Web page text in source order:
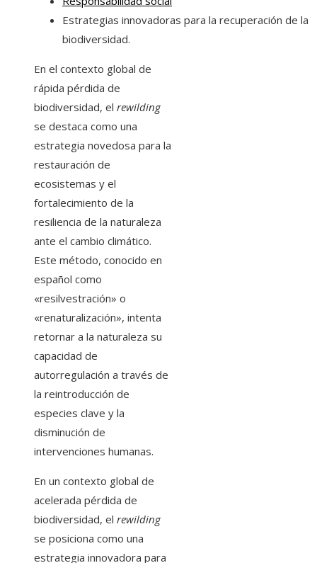
Estrategias innovadoras para la recuperación de la
biodiversidad.
En el contexto global de
rápida pérdida de
biodiversidad, el rewilding
se destaca como una
estrategia novedosa para la
restauración de
ecosistemas y el
fortalecimiento de la
resiliencia de la naturaleza
ante el cambio climático.
Este método, conocido en
español como
«resilvestración» o
«renaturalización», intenta
retornar a la naturaleza su
capacidad de
autorregulación a través de
la reintroducción de
especies clave y la
disminución de
intervenciones humanas.
En un contexto global de
acelerada pérdida de
biodiversidad, el rewilding
se posiciona como una
estrategia innovadora para